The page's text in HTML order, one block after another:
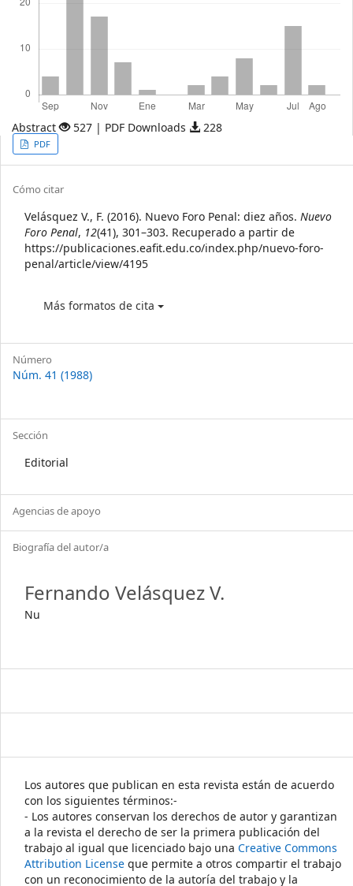
Abstract 527 | PDF Downloads 228
Article
Sidebar
PDF
Article
Details
Cómo citar
Velásquez V., F. (2016). Nuevo Foro Penal: diez años. Nuevo
Foro Penal, 12(41), 301–303. Recuperado a partir de
https://publicaciones.eafit.edu.co/index.php/nuevo-foro-
penal/article/view/4195
Más formatos de cita
Número
Núm. 41 (1988)
Sección
Editorial
Agencias de apoyo
Biografía del autor/a
Fernando Velásquez V.
Nu
Los autores que publican en esta revista están de acuerdo
con los siguientes términos:-
- Los autores conservan los derechos de autor y garantizan
a la revista el derecho de ser la primera publicación del
trabajo al igual que licenciado bajo una Creative Commons
Attribution License que permite a otros compartir el trabajo
con un reconocimiento de la autoría del trabajo y la